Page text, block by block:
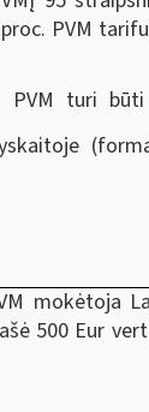
PVM
PVM turi būti
mokėtoja
500 Eur